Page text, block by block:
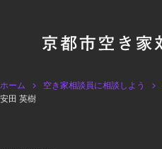
ホーム 空き家相談員に相談しよう
安田 英樹